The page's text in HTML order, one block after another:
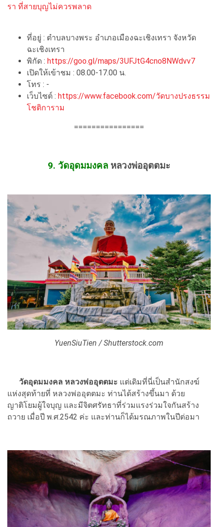
รา ที่สายบุญไม่ควรพลาด
ที่อยู่ : ตำบลบางพระ อำเภอเมืองฉะเชิงเทรา จังหวัด
ฉะเชิงเทรา
พิกัด : https://goo.gl/maps/3UFJtG4cno8NWdvv7
เปิดให้เข้าชม : 08.00-17.00 น.
โทร : -
เว็บไซต์ : https://www.facebook.com/วัดบางปรงธรรม
โชติการาม
================
9. วัดอุดมมงคล หลวงพ่ออุตตมะ
YuenSiuTien / Shutterstock.com
วัดอุดมมงคล หลวงพ่ออุตตมะ แต่เดิมที่นี่เป็นสำนักสงฆ์
แห่งสุดท้ายที่ หลวงพ่ออุตตมะ ท่านได้สร้างขึ้นมา ด้วย
ญาติโยมผู้ใจบุญ และมีจิตศรัทธาที่ร่วมแรงร่วมใจกันสร้าง
ถวาย เมื่อปี พ.ศ.2542 ค่ะ และท่านก็ได้มรณภาพในปีต่อมา